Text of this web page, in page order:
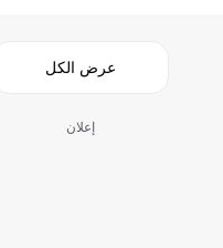
عرض الكل
إعلان